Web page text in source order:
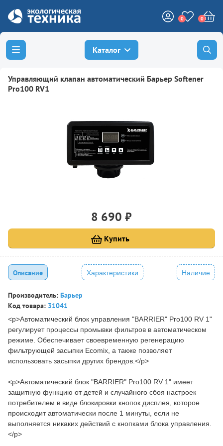
0 0
Каталог
Управляющий клапан автоматический Барьер Softener
Pro100 RV1
8 690 ₽
Купить
Описание Характеристики Наличие
Производитель: Барьер
Код товара: 31041
<p>Автоматический блок управления "BARRIER" Pro100 RV 1"
регулирует процессы промывки фильтров в автоматическом
режиме. Обеспечивает своевременную регенерацию
фильтрующей засыпки Ecomix, а также позволяет
использовать засыпки других брендов.</p>
<p>Автоматический блок "BARRIER" Pro100 RV 1" имеет
защитную функцию от детей и случайного сбоя настроек
потребителем в виде блокировки кнопок дисплея, которое
происходит автоматически после 1 минуты, если не
выполняется никаких действий с кнопками блока управления.
</p>